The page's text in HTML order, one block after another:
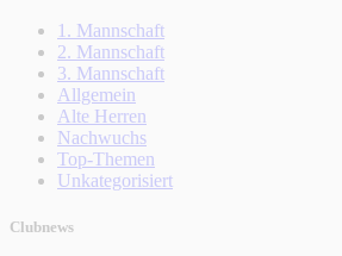
1. Mannschaft
2. Mannschaft
3. Mannschaft
Allgemein
Alte Herren
Nachwuchs
Top-Themen
Unkategorisiert
Clubnews